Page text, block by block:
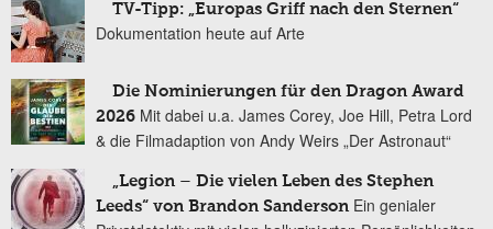
TV-Tipp: „Europas Griff nach den Sternen“
Dokumentation heute auf Arte
Die Nominierungen für den Dragon Award
2026 Mit dabei u.a. James Corey, Joe Hill, Petra Lord
& die Filmadaption von Andy Weirs „Der Astronaut“
„Legion – Die vielen Leben des Stephen
Leeds“ von Brandon Sanderson Ein genialer